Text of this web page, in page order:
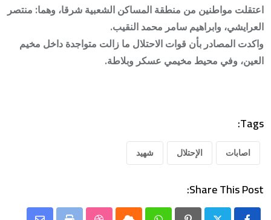
اعتقلت مواطنين من منطقة المساكن الشعبية شرقا، وهما: منتصر
العرايشي، وابراهيم سامر محمد النقيب.
واكدت المصادر بأن قوات الاحتلال ما زالت متواجدة داخل مخيم
العين، وفي محيط مخيمي عسكر وبلاطة.
Tags:
اصابات الإحتلال شهيد
Share This Post: